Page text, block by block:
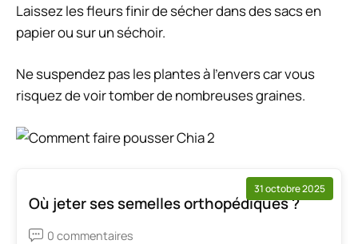
Laissez les fleurs finir de sécher dans des sacs en
papier ou sur un séchoir.
Ne suspendez pas les plantes à l’envers car vous
risquez de voir tomber de nombreuses graines.
31 octobre 2025
Où jeter ses semelles orthopédiques ?
0 commentaires